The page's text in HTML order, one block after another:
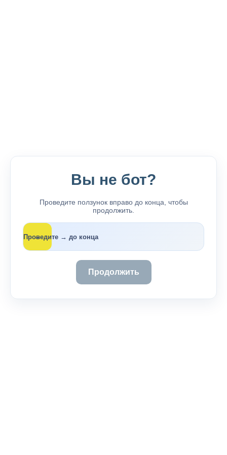
Вы не бот?
Проведите ползунок вправо до конца, чтобы
продолжить.
Проведите → до конца
→
Продолжить